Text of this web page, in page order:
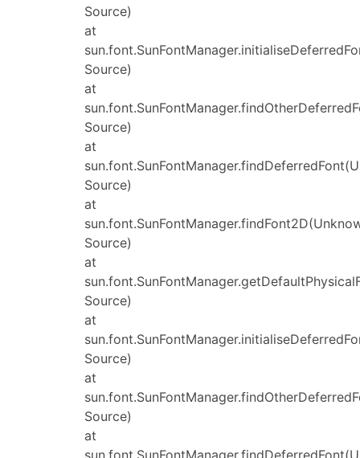
Source)
at
Source)
at
Source)
at
Source)
at
Source)
at
Source)
at
Source)
at
Source)
at